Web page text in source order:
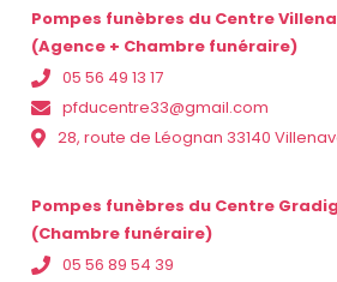
Pompes funèbres du Centre
(Agence + Chambre funéraire)
05 56 49 13 17
pfducentre33@gmail.com
28, route de Léognan 33140
Pompes funèbres du Centre
(Chambre funéraire)
05 56 89 54 39